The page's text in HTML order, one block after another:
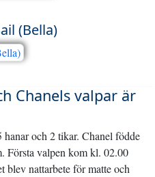
(Bella)
Chanels valpar är
och 2 tikar. Chanel födde
Första valpen kom kl. 02.00
blev nattarbete för matte och